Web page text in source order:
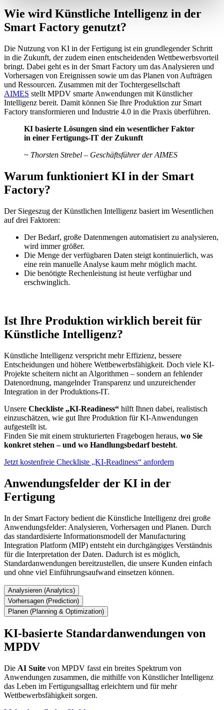
Wie wird Künstliche Intelligenz in der
Smart Factory genutzt?
Die Nutzung von KI in der Fertigung ist ein grundlegender Schritt
in die Zukunft, der zudem einen entscheidenden Wettbewerbsvorteil
bringt. Dabei geht es in der Smart Factory um das Analysieren und
Vorhersagen von Ereignissen sowie um das Planen von Aufträgen
und Ressourcen. Zusammen mit der Tochtergesellschaft
AIMES stellt MPDV smarte Anwendungen mit Künstlicher
Intelligenz bereit. Damit können Sie Ihre Produktion zur Smart
Factory transformieren und Industrie 4.0 in die Praxis überführen.
KI basierte Lösungen sind ein wesentlicher Faktor
in einer Fertigungs-IT der Zukunft
~ Thorsten Strebel – Geschäftsführer der AIMES
Warum funktioniert KI in der Smart
Factory?
Der Siegeszug der Künstlichen Intelligenz basiert im Wesentlichen
auf drei Faktoren:
Der Bedarf, große Datenmengen automatisiert zu analysieren,
wird immer größer.
Die Menge der verfügbaren Daten steigt kontinuierlich, was
eine rein manuelle Analyse kaum mehr möglich macht.
Die benötigte Rechenleistung ist heute verfügbar und
erschwinglich.
Ist Ihre Produktion wirklich bereit für
Künstliche Intelligenz?
Künstliche Intelligenz verspricht mehr Effizienz, bessere
Entscheidungen und höhere Wettbewerbsfähigkeit. Doch viele KI-
Projekte scheitern nicht an Algorithmen – sondern an fehlender
Datenordnung, mangelnder Transparenz und unzureichender
Integration in der Produktions-IT.
Unsere Checkliste „KI-Readiness“ hilft Ihnen dabei, realistisch
einzuschätzen, wie gut Ihre Produktion für KI-Anwendungen
aufgestellt ist.
Finden Sie mit einem strukturierten Fragebogen heraus, wo Sie
konkret stehen – und wo Handlungsbedarf besteht.
Jetzt kostenfreie Checkliste „KI-Readiness“ anfordern
Anwendungsfelder der KI in der
Fertigung
In der Smart Factory bedient die Künstliche Intelligenz drei große
Anwendungsfelder: Analysieren, Vorhersagen und Planen. Durch
das standardisierte Informationsmodell der Manufacturing
Integration Platform (MIP) entsteht ein durchgängiges Verständnis
für die Interpretation der Daten. Dadurch ist es möglich,
Standardanwendungen bereitzustellen, die unsere Kunden einfach
und ohne viel Einführungsaufwand einsetzen können.
Analysieren (Analytics)
Vorhersagen (Prediction)
Planen (Planning & Optimization)
KI-basierte Standardanwendungen von
MPDV
Die AI Suite von MPDV fasst ein breites Spektrum von
Anwendungen zusammen, die mithilfe von Künstlicher Intelligenz
das Leben im Fertigungsalltag erleichtern und für mehr
Wettbewerbsfähigkeit sorgen.